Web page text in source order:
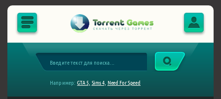
Например: GTA 5, Sims 4, Need For Speed